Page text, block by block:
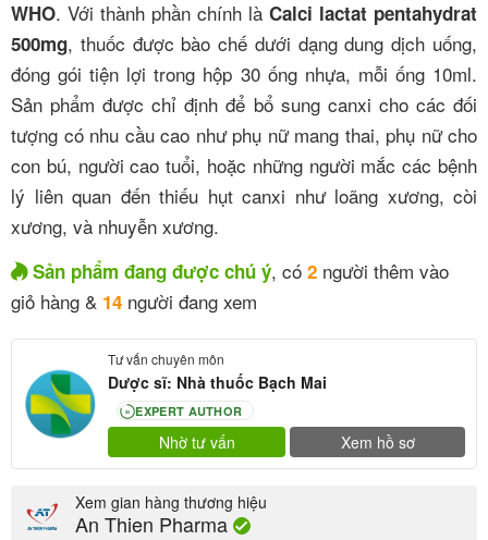
WHO. Với thành phần chính là Calci lactat pentahydrat
500mg, thuốc được bào chế dưới dạng dung dịch uống,
đóng gói tiện lợi trong hộp 30 ống nhựa, mỗi ống 10ml.
Sản phẩm được chỉ định để bổ sung canxi cho các đối
tượng có nhu cầu cao như phụ nữ mang thai, phụ nữ cho
con bú, người cao tuổi, hoặc những người mắc các bệnh
lý liên quan đến thiếu hụt canxi như loãng xương, còi
xương, và nhuyễn xương.
Sản phẩm đang được chú ý, có 2 người thêm vào
giỏ hàng & 14 người đang xem
Tư vấn chuyên môn
Dược sĩ: Nhà thuốc Bạch Mai
80 EXPERT AUTHOR
Nhờ tư vấn Xem hồ sơ
Xem gian hàng thương hiệu
An Thien Pharma